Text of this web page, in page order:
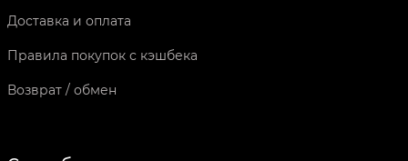
Доставка и оплата
Правила покупок с кэшбека
Возврат / обмен